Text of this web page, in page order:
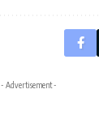
- Advertisement -